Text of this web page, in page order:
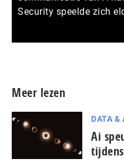
Security speelde zich
Meer lezen
DATA &
Ai